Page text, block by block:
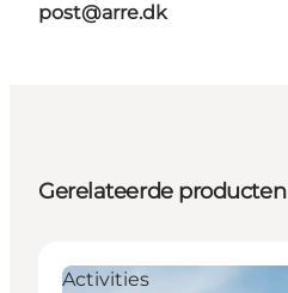
post@arre.dk
Gerelateerde producten
Activities